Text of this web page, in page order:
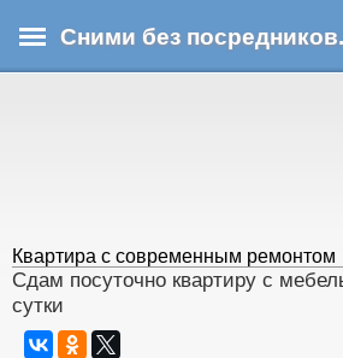
к
основному
Сними без
Квартира с современным ремонтом
Сдам посуточно квартиру с
сутки